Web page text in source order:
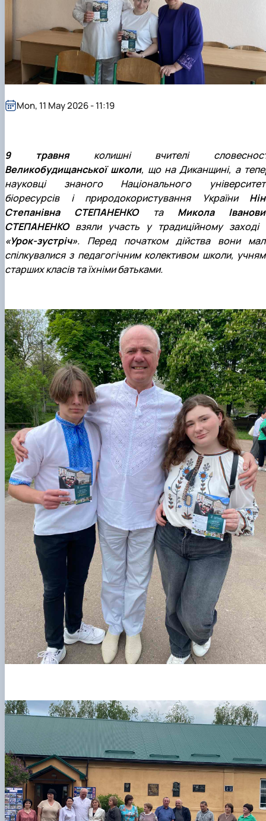
9 травняколишні вчителі
Великобудищанської школи, що на Диканщині, а
науковці знаного Національного
біоресурсів і природокористування України
Степанівна СТЕПАНЕНКОта Микола
СТЕПАНЕНКОвзяли участь у традиційному заході
«Урок-зустріч». Перед початком дійства вони
спілкувалися з педагогічним колективом школи,
старших класів та їхніми батьками.
Mon, 11 May 2026 - 11:19